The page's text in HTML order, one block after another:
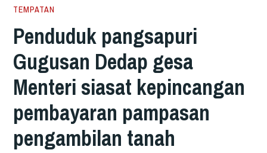
TEMPATAN
Penduduk pangsapuri
Gugusan Dedap gesa
Menteri siasat kepincangan
pembayaran pampasan
pengambilan tanah